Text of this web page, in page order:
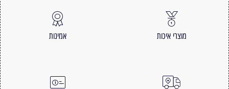
מוצרי איכות אמינות